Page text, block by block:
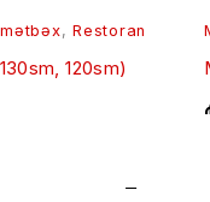
, Restoran
120sm)